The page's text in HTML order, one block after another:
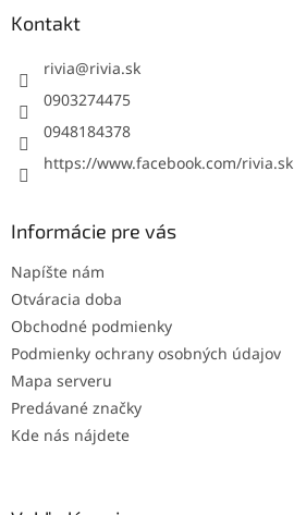
Kontakt
rivia@rivia.sk
0903274475
0948184378
https://www.facebook.com/rivia.sk
Informácie pre vás
Napíšte nám
Otváracia doba
Obchodné podmienky
Podmienky ochrany osobných údajov
Mapa serveru
Predávané značky
Kde nás nájdete